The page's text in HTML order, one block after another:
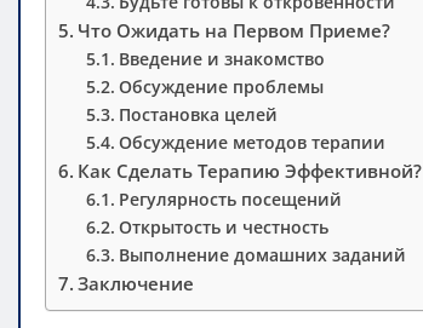
Что Ожидать на Первом Приеме?
Введение и знакомство
Обсуждение проблемы
Постановка целей
Обсуждение методов терапии
Как Сделать Терапию Эффективной?
Регулярность посещений
Открытость и честность
Выполнение домашних заданий
Заключение